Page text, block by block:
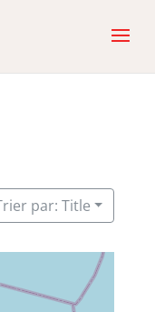
par: Title